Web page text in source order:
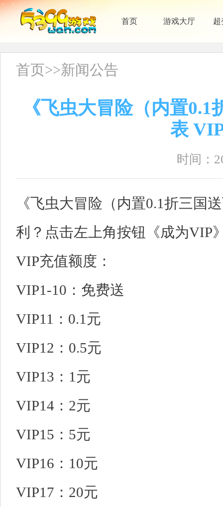
首页 游戏大厅 超
首页>>新闻公告
《飞虫大冒险（内置
表
时间：
《飞虫大冒险（内置0.1折三国
利？点击左上角按钮《成为VIP
VIP充值额度：
VIP1-10：免费送
VIP11：0.1元
VIP12：0.5元
VIP13：1元
VIP14：2元
VIP15：5元
VIP16：10元
VIP17：20元